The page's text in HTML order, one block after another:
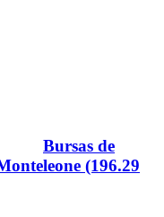
Bursas de
(196.29